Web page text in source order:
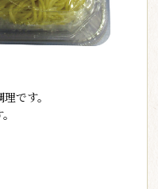
です。